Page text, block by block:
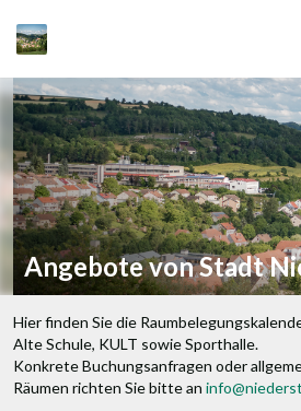
Home
Login
Sprache
Hilfe & Info
Angebote von Stadt
Hier finden Sie die
Alte Schule, KULT sowie Sporthalle.
Konkrete Buchungsanfragen oder
Räumen richten Sie bitte an